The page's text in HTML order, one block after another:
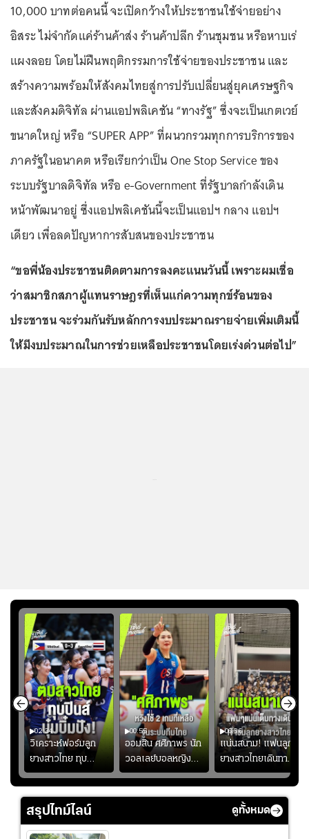
10,000 บาทต่อคนนี้ จะเปิดกว้างให้ประชาชนใช้จ่ายอย่าง
อิสระ ไม่จำกัดแค่ร้านค้าส่ง ร้านค้าปลีก ร้านชุมชน หรือหาบเร่
แผงลอย โดยไม่ฝืนพฤติกรรมการใช้จ่ายของประชาชน และ
สร้างความพร้อมให้สังคมไทยสู่การปรับเปลี่ยนสู่ยุคเศรษฐกิจ
และสังคมดิจิทัล ผ่านแอปพลิเคชัน “ทางรัฐ” ซึ่งจะเป็นเกตเวย์
ขนาดใหญ่ หรือ “SUPER APP” ที่ผนวกรวมทุกการบริการของ
ภาครัฐในอนาคต หรือเรียกว่าเป็น One Stop Service ของ
ระบบรัฐบาลดิจิทัล หรือ e-Government ที่รัฐบาลกำลังเดิน
หน้าพัฒนาอยู่ ซึ่งแอปพลิเคชันนี้จะเป็นแอปฯ กลาง แอปฯ
เดียว เพื่อลดปัญหาการสับสนของประชาชน
“ขอพี่น้องประชาชนติดตามการลงคะแนนวันนี้ เพราะผมเชื่อ
ว่าสมาชิกสภาผู้แทนราษฎรที่เห็นแก่ความทุกข์ร้อนของ
ประชาชน จะร่วมกันรับหลักการงบประมาณรายจ่ายเพิ่มเติมนี้
ให้มีงบประมาณในการช่วยเหลือประชาชนโดยเร่งด่วนต่อไป”
02:34
วิเคราะห์ฟอร์มลูก
ยางสาวไทย ทุบ
ฟิลิปปินส์ 3-0! "บุ๋ม
บิ๋ม" คืนสนามสุดปัง
#วอลเลย์บอลชาย
ทีมชาติไทย
00:55
ออมสิน ศศิภาพร นัก
วอลเลย์บอลหญิงทีม
ชาติไทย หวังใช้ 2
เกมที่เหลือ ปรับจู
00:36
แน่นสนาม! แฟนลูก
ยางสาวไทยเดินทาง
เข้ามาเชียร์สาวไทย
อย่างคึกคัก เพื่อให้
กำลังใจ ก่อนที่สาว
สรุปไทม์ไลน์ ดูทั้งหมด